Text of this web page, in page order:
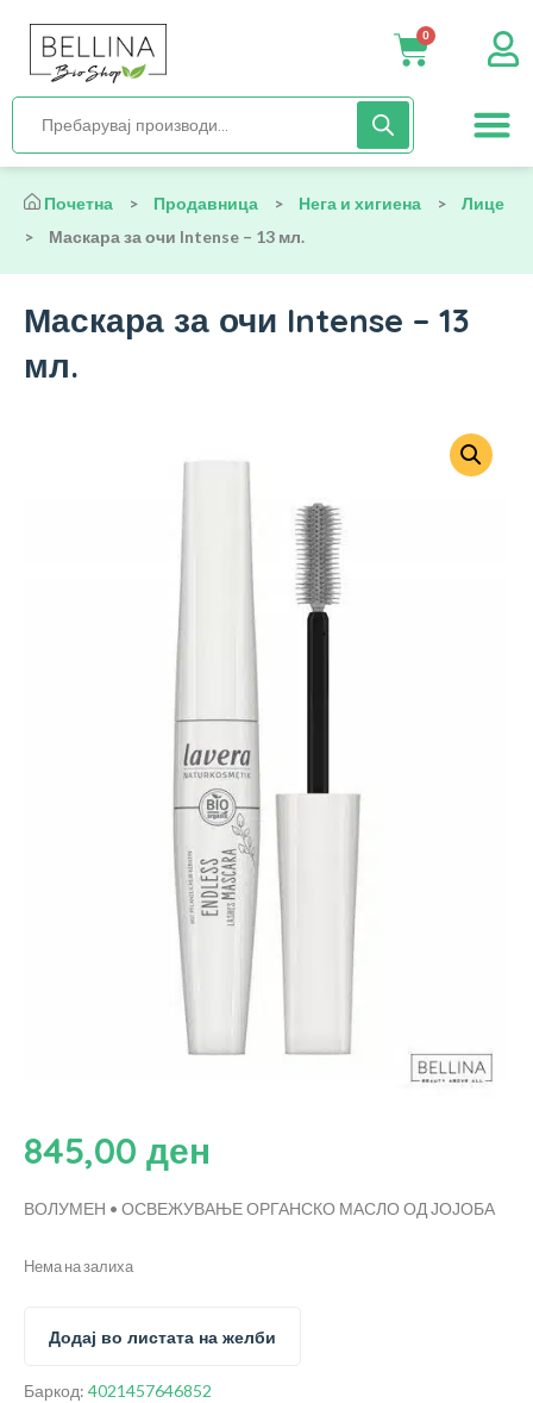
0
Почетна > Продавница > Нега и хигиена >
Лице
>
Маскара за очи Intense – 13 мл.
Маскара за очи Intense – 13
мл.
845,00 ден
ВОЛУМЕН • ОСВЕЖУВАЊЕОРГАНСКО МАСЛО ОД ЈОЈОБА
Нема на залиха
Додај во листата на желби
Баркод: 4021457646852